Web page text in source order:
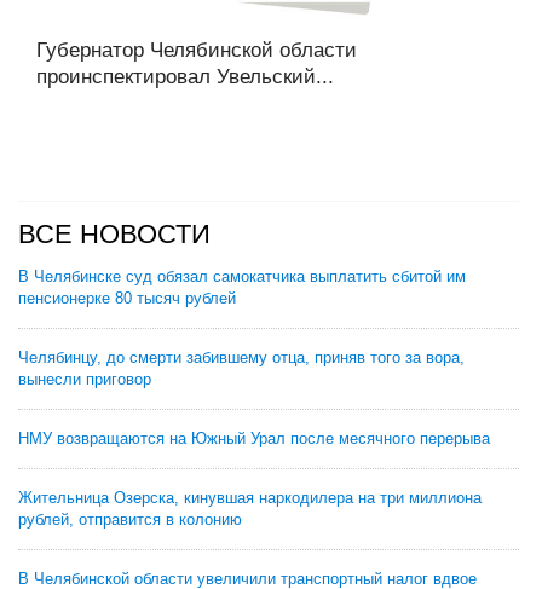
Губернатор Челябинской области
проинспектировал Увельский...
ВСЕ НОВОСТИ
В Челябинске суд обязал самокатчика выплатить сбитой им
пенсионерке 80 тысяч рублей
Челябинцу, до смерти забившему отца, приняв того за вора,
вынесли приговор
НМУ возвращаются на Южный Урал после месячного перерыва
Жительница Озерска, кинувшая наркодилера на три миллиона
рублей, отправится в колонию
В Челябинской области увеличили транспортный налог вдвое